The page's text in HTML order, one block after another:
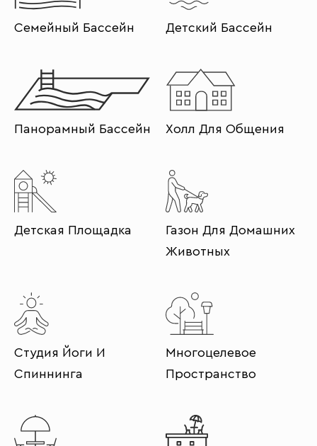
Семейный Бассейн Детский Бассейн
Панорамный Бассейн Холл Для Общения
Детская Площадка
Газон Для Домашних
Животных
Студия Йоги И
Спиннинга
Многоцелевое
Пространство